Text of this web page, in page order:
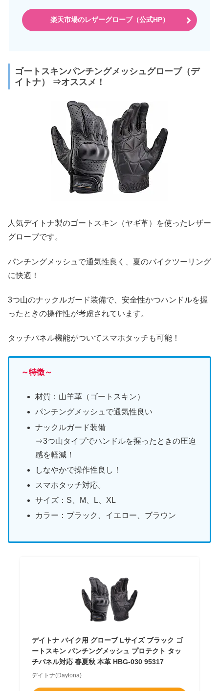
楽天市場のレザーグローブ（公式HP）
ゴートスキンパンチングメッシュグローブ（デ
イトナ） ⇒オススメ！
人気デイトナ製のゴートスキン（ヤギ革）を使ったレザー
グローブです。
パンチングメッシュで通気性良く、夏のバイクツーリング
に快適！
3つ山のナックルガード装備で、安全性かつハンドルを握
ったときの操作性が考慮されています。
タッチパネル機能がついてスマホタッチも可能！
～特徴～
材質：山羊革（ゴートスキン）
パンチングメッシュで通気性良い
ナックルガード装備
⇒3つ山タイプでハンドルを握ったときの圧迫
感を軽減！
しなやかで操作性良し！
スマホタッチ対応。
サイズ：S、M、L、XL
カラー：ブラック、イエロー、ブラウン
デイトナ バイク用 グローブ Lサイズ ブラック ゴ
ートスキン パンチングメッシュ プロテクト タッ
チパネル対応 春夏秋 本革 HBG-030 95317
デイトナ(Daytona)